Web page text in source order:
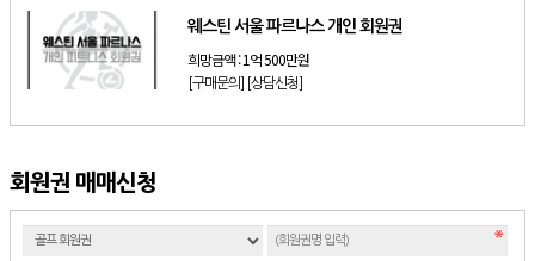
웨스틴 서울 파르나스 개인 회원권
희망금액 :1억 500만원
[구매문의] [상담신청]
회원권 매매신청